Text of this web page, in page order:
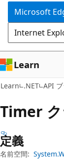
ツ
に
ス
キ
ッ
プ
ー
シ
ョ
ン
に
ス
キ
ッ
プ
Microsoft
Internet
Learn
Learn .NET API
Timer
定義
名前空間: